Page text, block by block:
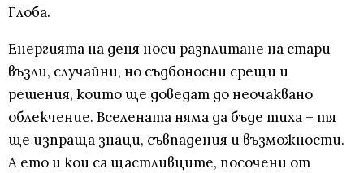
Глоба.
Енергията на деня носи разплитане на стари
възли, случайни, но съдбоносни срещи и
решения, които ще доведат до неочаквано
облекчение. Вселената няма да бъде тиха – тя
ще изпраща знаци, съвпадения и възможности.
А ето и кои са щастливците, посочени от